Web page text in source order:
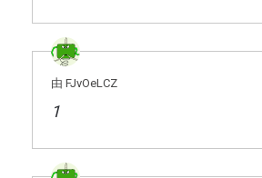
由 FJvOeLCZ
1